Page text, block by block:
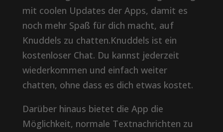
mit coolen Updates der Apps, damit es
noch mehr Spaß für dich macht, auf
Knuddels zu chatten.Knuddels ist ein
kostenloser Chat. Du kannst jederzeit
wiederkommen und einfach weiter
chatten, ohne dass es dich etwas kostet.
Darüber hinaus bietet die App die
Möglichkeit, normale Textnachrichten zu